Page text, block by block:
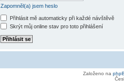
Zapomněl(a) jsem heslo
Přihlásit mě automaticky při každé návštěvě
Skrýt můj online stav pro toto přihlášení
Založeno na